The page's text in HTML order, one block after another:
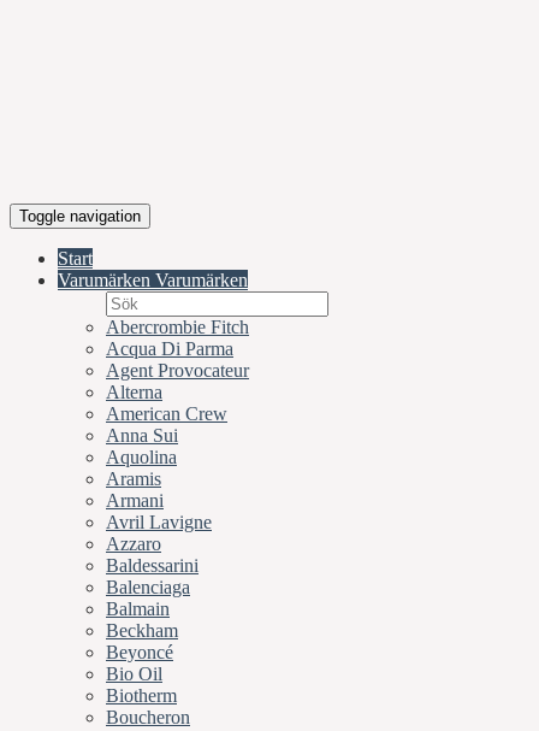
Toggle navigation
Start
Varumärken Varumärken
Abercrombie Fitch
Acqua Di Parma
Agent Provocateur
Alterna
American Crew
Anna Sui
Aquolina
Aramis
Armani
Avril Lavigne
Azzaro
Baldessarini
Balenciaga
Balmain
Beckham
Beyoncé
Bio Oil
Biotherm
Boucheron